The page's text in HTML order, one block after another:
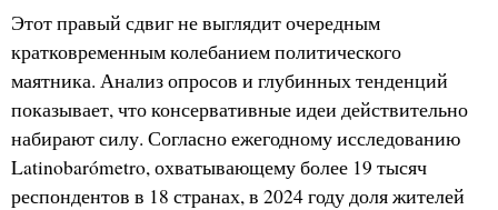
Этот правый сдвиг не выглядит очередным
кратковременным колебанием политического
маятника. Анализ опросов и глубинных тенденций
показывает, что консервативные идеи действительно
набирают силу. Согласно ежегодному исследованию
Latinobarómetro, охватывающему более 19 тысяч
респондентов в 18 странах, в 2024 году доля жителей